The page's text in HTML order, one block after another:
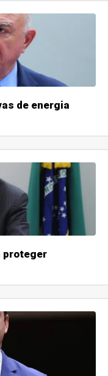
de energia
proteger